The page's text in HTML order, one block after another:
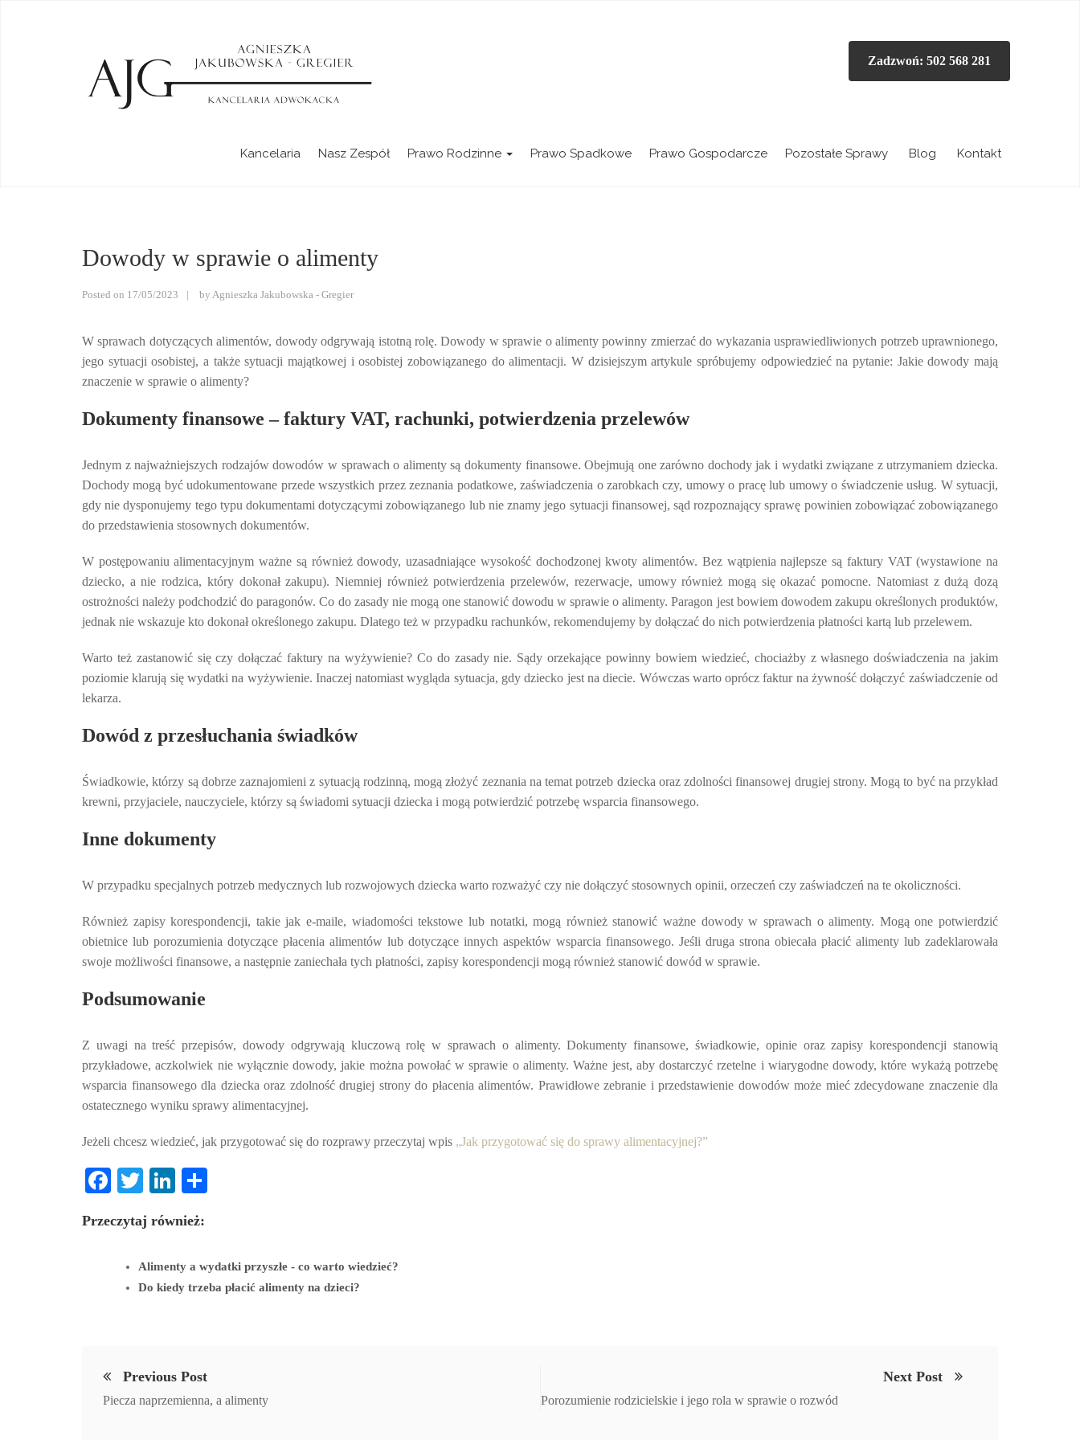
Kancelaria Adwokacka Agnieszka Jakubowska-Gregier
Zadzwoń: 502 568 281
Kancelaria Nasz Zespół Prawo Rodzinne Prawo Spadkowe Prawo Gospodarcze Pozostałe Sprawy Blog Kontakt
Dowody w sprawie o alimenty
Posted on 17/05/2023 by Agnieszka Jakubowska - Gregier
W sprawach dotyczących alimentów, dowody odgrywają istotną rolę. Dowody w sprawie o alimenty powinny zmierzać do wykazania usprawiedliwionych potrzeb uprawnionego,
jego sytuacji osobistej, a także sytuacji majątkowej i osobistej zobowiązanego do alimentacji. W dzisiejszym artykule spróbujemy odpowiedzieć na pytanie: Jakie dowody mają
znaczenie w sprawie o alimenty?
Dokumenty finansowe – faktury VAT, rachunki, potwierdzenia przelewów
Jednym z najważniejszych rodzajów dowodów w sprawach o alimenty są dokumenty finansowe. Obejmują one zarówno dochody jak i wydatki związane z utrzymaniem dziecka.
Dochody mogą być udokumentowane przede wszystkich przez zeznania podatkowe, zaświadczenia o zarobkach czy, umowy o pracę lub umowy o świadczenie usług. W sytuacji,
gdy nie dysponujemy tego typu dokumentami dotyczącymi zobowiązanego lub nie znamy jego sytuacji finansowej, sąd rozpoznający sprawę powinien zobowiązać zobowiązanego
do przedstawienia stosownych dokumentów.
W postępowaniu alimentacyjnym ważne są również dowody, uzasadniające wysokość dochodzonej kwoty alimentów. Bez wątpienia najlepsze są faktury VAT (wystawione na
dziecko, a nie rodzica, który dokonał zakupu). Niemniej również potwierdzenia przelewów, rezerwacje, umowy również mogą się okazać pomocne. Natomiast z dużą dozą
ostrożności należy podchodzić do paragonów. Co do zasady nie mogą one stanowić dowodu w sprawie o alimenty. Paragon jest bowiem dowodem zakupu określonych produktów,
jednak nie wskazuje kto dokonał określonego zakupu. Dlatego też w przypadku rachunków, rekomendujemy by dołączać do nich potwierdzenia płatności kartą lub przelewem.
Warto też zastanowić się czy dołączać faktury na wyżywienie? Co do zasady nie. Sądy orzekające powinny bowiem wiedzieć, chociażby z własnego doświadczenia na jakim
poziomie klarują się wydatki na wyżywienie. Inaczej natomiast wygląda sytuacja, gdy dziecko jest na diecie. Wówczas warto oprócz faktur na żywność dołączyć zaświadczenie od
lekarza.
Dowód z przesłuchania świadków
Świadkowie, którzy są dobrze zaznajomieni z sytuacją rodzinną, mogą złożyć zeznania na temat potrzeb dziecka oraz zdolności finansowej drugiej strony. Mogą to być na przykład
krewni, przyjaciele, nauczyciele, którzy są świadomi sytuacji dziecka i mogą potwierdzić potrzebę wsparcia finansowego.
Inne dokumenty
W przypadku specjalnych potrzeb medycznych lub rozwojowych dziecka warto rozważyć czy nie dołączyć stosownych opinii, orzeczeń czy zaświadczeń na te okoliczności.
Również zapisy korespondencji, takie jak e-maile, wiadomości tekstowe lub notatki, mogą również stanowić ważne dowody w sprawach o alimenty. Mogą one potwierdzić
obietnice lub porozumienia dotyczące płacenia alimentów lub dotyczące innych aspektów wsparcia finansowego. Jeśli druga strona obiecała płacić alimenty lub zadeklarowała
swoje możliwości finansowe, a następnie zaniechała tych płatności, zapisy korespondencji mogą również stanowić dowód w sprawie.
Podsumowanie
Z uwagi na treść przepisów, dowody odgrywają kluczową rolę w sprawach o alimenty. Dokumenty finansowe, świadkowie, opinie oraz zapisy korespondencji stanowią
przykładowe, aczkolwiek nie wyłącznie dowody, jakie można powołać w sprawie o alimenty. Ważne jest, aby dostarczyć rzetelne i wiarygodne dowody, które wykażą potrzebę
wsparcia finansowego dla dziecka oraz zdolność drugiej strony do płacenia alimentów. Prawidłowe zebranie i przedstawienie dowodów może mieć zdecydowane znaczenie dla
ostatecznego wyniku sprawy alimentacyjnej.
Jeżeli chcesz wiedzieć, jak przygotować się do rozprawy przeczytaj wpis „Jak przygotować się do sprawy alimentacyjnej?”
Fa
bo
T
tte
r
Li
ed
In
Przeczytaj również:
Alimenty a wydatki przyszłe - co warto wiedzieć?
Do kiedy trzeba płacić alimenty na dzieci?
Previous Post
Piecza naprzemienna, a alimenty
Next Post
Porozumienie rodzicielskie i jego rola w sprawie o rozwód